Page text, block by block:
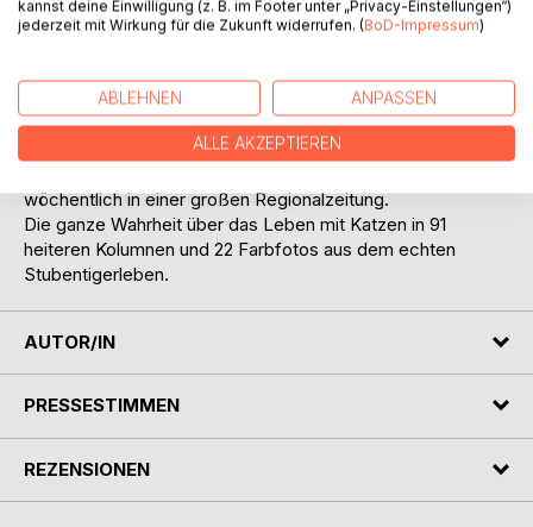
Miezbewohnern anwendet, ist wirklich zum Schreien
warum, kriegen diese Katzen eigentlich trotz allem doch
immer von uns, was sie wollen?
Autorin Sandra Elgaß verarbeitete ihre kuriosen Erlebnisse
wöchentlich in einer großen Regionalzeitung.
Die ganze Wahrheit über das Leben mit Katzen in 91
heiteren Kolumnen und 22 Farbfotos aus dem echten
Stubentigerleben.
AUTOR/IN
PRESSESTIMMEN
REZENSIONEN
kannst deine Einwilligung (z. B. im Footer unter „Privacy-Einstellungen“)
jederzeit mit Wirkung für die Zukunft widerrufen. (BoD-Impressum)
ABLEHNEN ANPASSEN
ALLE AKZEPTIEREN